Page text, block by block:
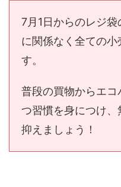
7月1日からのレジ
に関係なく全ての小
す。
普段の買物からエ
つ習慣を身につけ
抑えましょう！